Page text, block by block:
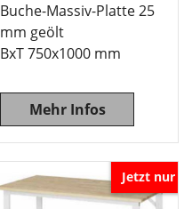
Buche-Massiv-Platte 25
mm geölt
BxT 750x1000 mm
Mehr Infos
Jetzt nur